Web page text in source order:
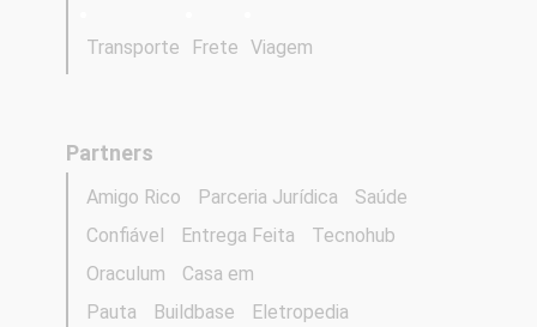
Transporte Frete Viagem
Partners
Amigo Rico Parceria Jurídica
Saúde
Confiável
Entrega Feita
Tecnohub
Oraculum
Casa em
Pauta
Buildbase Eletropedia